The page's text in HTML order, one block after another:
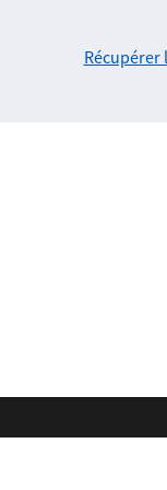
Récupérer